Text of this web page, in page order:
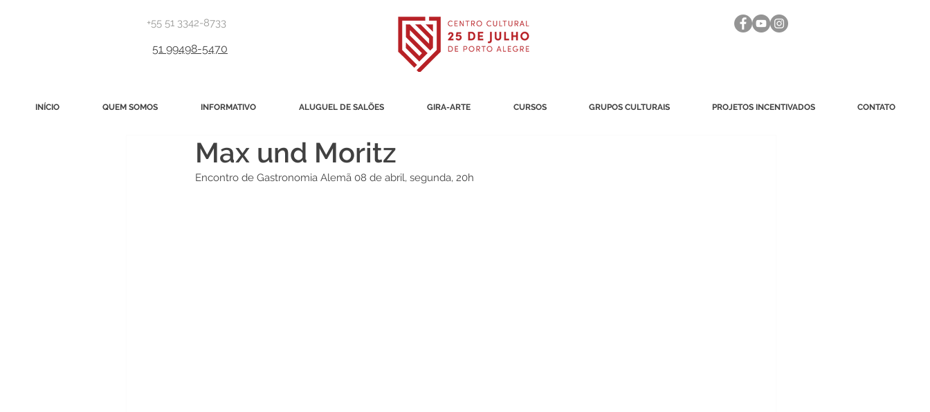
+55 51 3342-8733
51 99498-5470
INÍCIO QUEM SOMOS INFORMATIVO ALUGUEL DE SALÕES GIRA-ARTE CURSOS GRUPOS CULTURAIS PROJETOS INCENTIVADOS CONTATO
Max und Moritz
Encontro de Gastronomia Alemã 08 de abril, segunda, 20h